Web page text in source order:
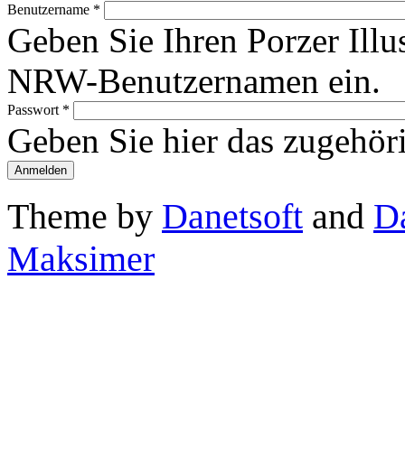
Benutzername *
Geben Sie Ihren Porzer
NRW-Benutzernamen ein.
Passwort *
Geben Sie hier das
Theme by Danetsoft and
Maksimer